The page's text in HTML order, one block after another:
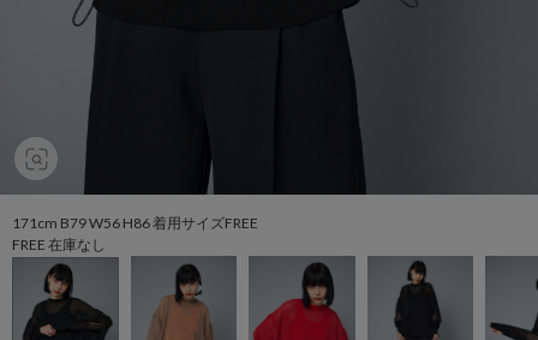
171cm B79 W56 H86 着用サイズFREE
FREE 在庫なし